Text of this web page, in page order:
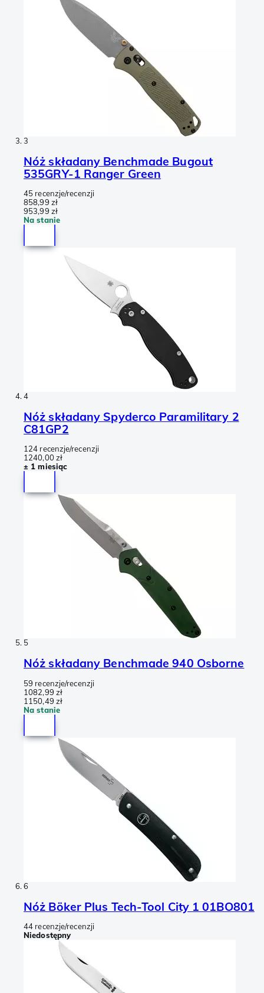
3
Nóż składany Benchmade Bugout
535GRY-1 Ranger Green
45 recenzje/recenzji
858,99 zł
953,99 zł
Na stanie
4
Nóż składany Spyderco Paramilitary 2
C81GP2
124 recenzje/recenzji
1240,00 zł
± 1 miesiąc
5
Nóż składany Benchmade 940 Osborne
59 recenzje/recenzji
1082,99 zł
1150,49 zł
Na stanie
6
Nóż Böker Plus Tech-Tool City 1 01BO801
44 recenzje/recenzji
Niedostępny